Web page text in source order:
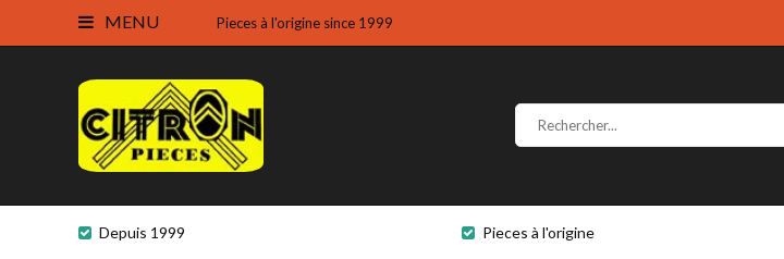
MENU Pieces à l'origine since 1999
Depuis 1999 Pieces à l'origine